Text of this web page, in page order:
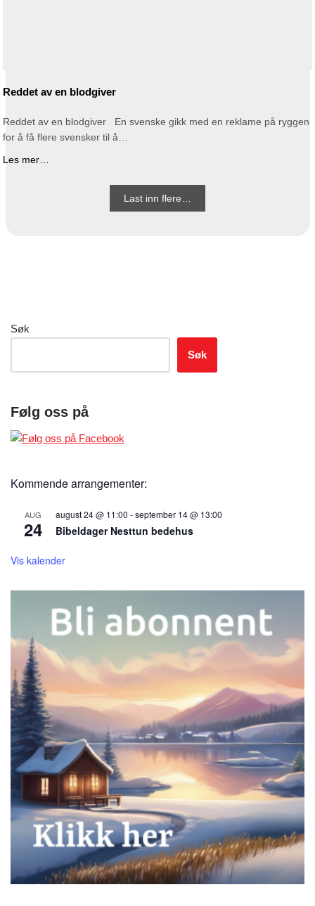
Reddet av en blodgiver
Reddet av en blodgiver En svenske gikk med en reklame på ryggen
for å få flere svensker til å…
Les mer…
Last inn flere…
Søk
Søk
Følg oss på
Kommende arrangementer:
AUG
24
august 24 @ 11:00 -september 14 @ 13:00
Bibeldager Nesttun bedehus
Vis kalender